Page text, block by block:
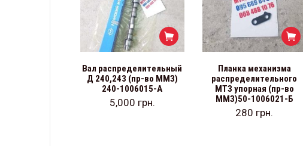
Вал распределительный
Д 240,243 (пр-во ММЗ)
240-1006015-А
5,000 грн.
Планка механизма
распределительного
МТЗ упорная (пр-во
ММЗ)50-1006021-Б
280 грн.